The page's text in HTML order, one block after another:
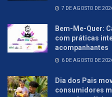
7 DE AGOSTO DE
Bem-Me-Quer:
com práticas
acompanhantes
6 DE AGOSTO DE
Dia dos Pais
consumidores